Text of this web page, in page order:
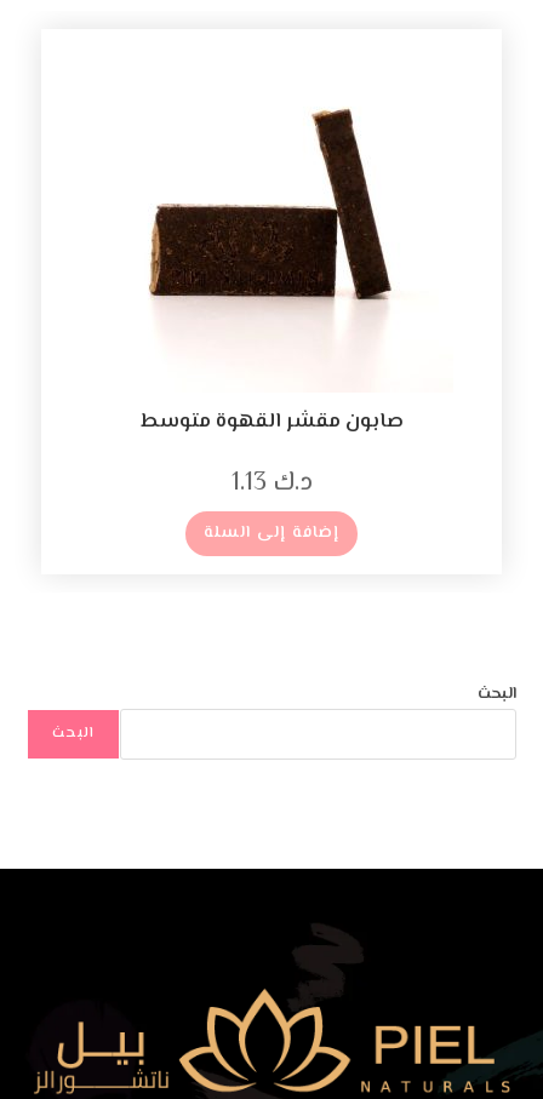
صابون مقشر القهوة متوسط
د.ك
إضافة إلى السلة
البحث
البحث